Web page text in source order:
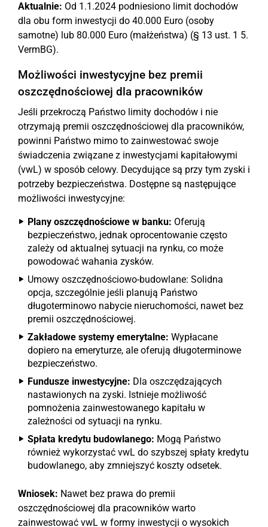
Aktualnie: Od 1.1.2024 podniesiono limit dochodów
dla obu form inwestycji do 40.000 Euro (osoby
samotne) lub 80.000 Euro (małżeństwa) (§ 13 ust. 1 5.
VermBG).
Możliwości inwestycyjne bez premii
oszczędnościowej dla pracowników
Jeśli przekroczą Państwo limity dochodów i nie
otrzymają premii oszczędnościowej dla pracowników,
powinni Państwo mimo to zainwestować swoje
świadczenia związane z inwestycjami kapitałowymi
(vwL) w sposób celowy. Decydujące są przy tym zyski i
potrzeby bezpieczeństwa. Dostępne są następujące
możliwości inwestycyjne:
Plany oszczędnościowe w banku: Oferują
bezpieczeństwo, jednak oprocentowanie często
zależy od aktualnej sytuacji na rynku, co może
powodować wahania zysków.
Umowy oszczędnościowo-budowlane: Solidna
opcja, szczególnie jeśli planują Państwo
długoterminowo nabycie nieruchomości, nawet bez
premii oszczędnościowej.
Zakładowe systemy emerytalne: Wypłacane
dopiero na emeryturze, ale oferują długoterminowe
bezpieczeństwo.
Fundusze inwestycyjne: Dla oszczędzających
nastawionych na zyski. Istnieje możliwość
pomnożenia zainwestowanego kapitału w
zależności od sytuacji na rynku.
Spłata kredytu budowlanego: Mogą Państwo
również wykorzystać vwL do szybszej spłaty kredytu
budowlanego, aby zmniejszyć koszty odsetek.
Wniosek: Nawet bez prawa do premii
oszczędnościowej dla pracowników warto
zainwestować vwL w formy inwestycji o wysokich